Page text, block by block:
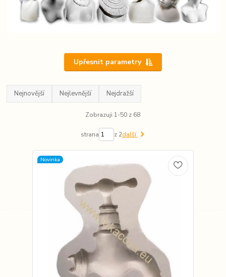
Upřesnit parametry
Nejnovější Nejlevnější Nejdražší
Zobrazuji 1-50 z 68
strana z 2další
Novinka